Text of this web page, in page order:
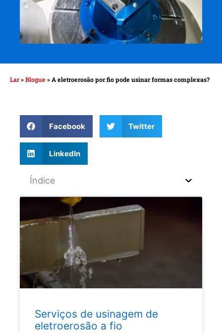
Lar»Blogue »A eletroerosão por fio pode usinar formas complexas?
Facebook Twitter
LinkedIn
Índice
Serviços de usinagem de
eletroerosão a fio